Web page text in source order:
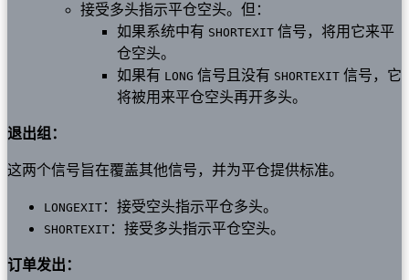
接受多头指示平仓空头。但：
如果系统中有 SHORTEXIT 信号，将用它来平
仓空头。
如果有 LONG 信号且没有 SHORTEXIT 信号，它
将被用来平仓空头再开多头。
退出组：
这两个信号旨在覆盖其他信号，并为平仓提供标准。
LONGEXIT ：接受空头指示平仓多头。
SHORTEXIT ：接受多头指示平仓空头。
订单发出：